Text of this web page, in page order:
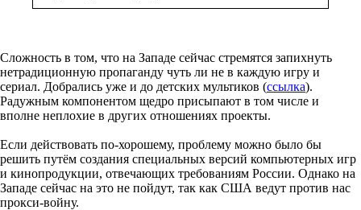
Сложность в том, что на Западе сейчас стремятся запихнуть
нетрадиционную пропаганду чуть ли не в каждую игру и
сериал. Добрались уже и до детских мультиков (ссылка).
Радужным компонентом щедро присыпают в том числе и
вполне неплохие в других отношениях проекты.
Если действовать по-хорошему, проблему можно было бы
решить путём создания специальных версий компьютерных игр
и кинопродукции, отвечающих требованиям России. Однако на
Западе сейчас на это не пойдут, так как США ведут против нас
прокси-войну.